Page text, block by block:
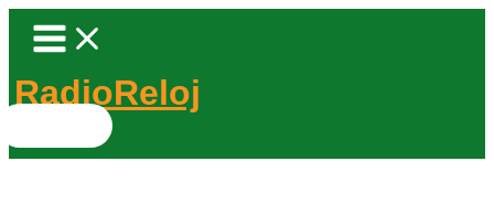
RadioReloj